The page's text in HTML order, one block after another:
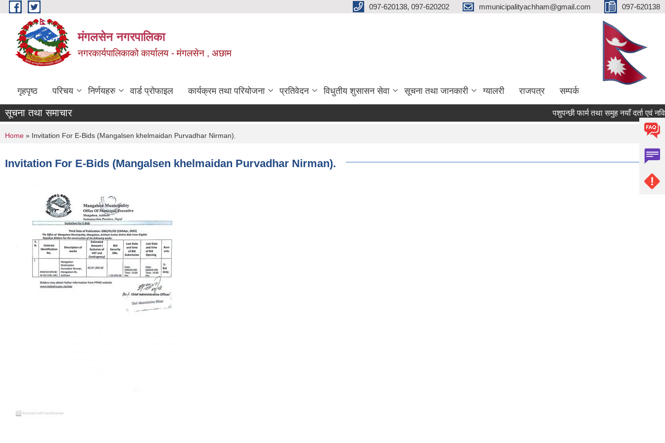
Skip to main content 097-620138, 097-620202 mmunicipalityachham@gmail.com 097-620138
मंगलसेन नगरपालिका
नगरकार्यपालिकाको कार्यालय - मंगलसेन , अछाम
गृहपृष्ठ परिचय निर्णयहरु वार्ड प्रोफाइल कार्यक्रम तथा परियोजना प्रतिवेदन विधुतीय शुसासन सेवा सूचना तथा जानकारी ग्यालरी राजपत्र सम्पर्क
सूचना तथा समाचार पशुपन्छी फार्म तथा समुह नयाँ दर्ता एवं
You are here
Home » Invitation For E-Bids (Mangalsen khelmaidan Purvadhar Nirman).
Invitation For E-Bids (Mangalsen khelmaidan Purvadhar Nirman).